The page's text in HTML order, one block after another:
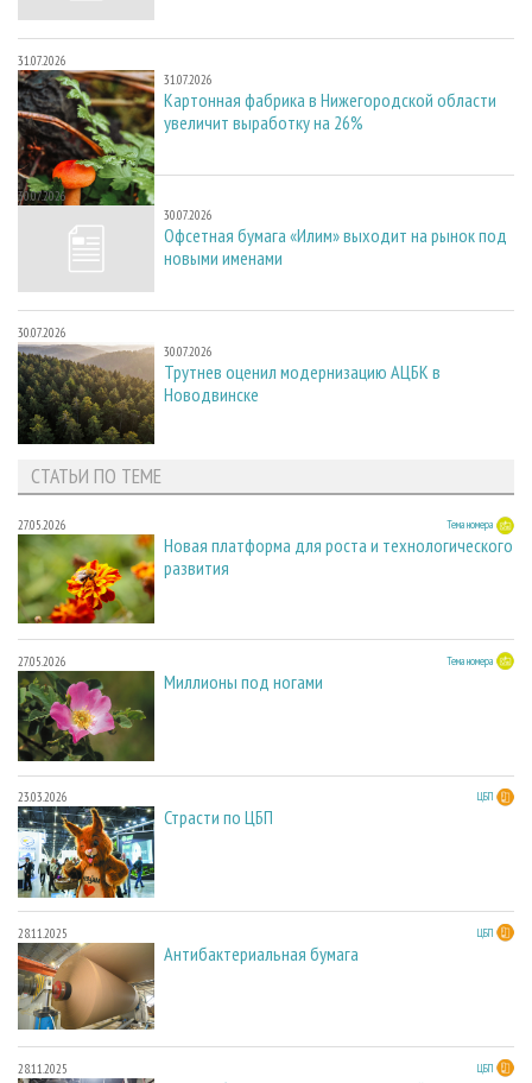
31.07.2026
31.07.2026
Картонная фабрика в Нижегородской области
увеличит выработку на 26%
30.07.2026
30.07.2026
Офсетная бумага «Илим» выходит на рынок под
новыми именами
30.07.2026
30.07.2026
Трутнев оценил модернизацию АЦБК в
Новодвинске
СТАТЬИ ПО ТЕМЕ
27.05.2026 Тема номера
Новая платформа для роста и технологического
развития
27.05.2026 Тема номера
Миллионы под ногами
23.03.2026 ЦБП
Страсти по ЦБП
28.11.2025 ЦБП
Антибактериальная бумага
28.11.2025 ЦБП